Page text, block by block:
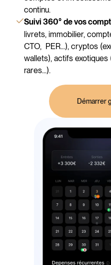
Suivi 360° de vos
livrets, immobilier,
CTO, PER...), cryptos
wallets), actifs
rares...).
continu.
Démarrer